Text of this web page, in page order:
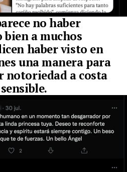
no haber
a muchos
haber visto en
una manera para
notoriedad a costa